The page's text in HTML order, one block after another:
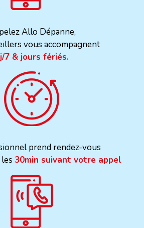
Allo Dépanne,
vous accompagnent
7 & jours fériés.
prend rendez-vous
30min suivant votre appel